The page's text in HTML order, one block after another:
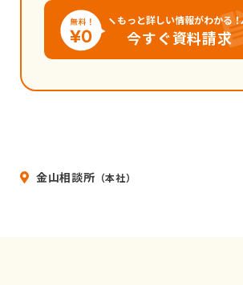
もっと詳しい情報がわかる！
今すぐ資料請求
金山相談所 （本社）